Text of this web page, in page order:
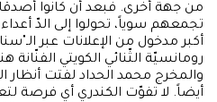
من جهة أخرى. فبعد أن كانوا
تجمعهم سوياً، تحولوا إلى الدّ
أكبر مدخول من الإعلانات عبر
رومانسيّة الثّنائي الكويتي الفنّانة
والمخرج محمد الحداد لفتت
أيضاً. لا تفوّت الكندري أي فرصة